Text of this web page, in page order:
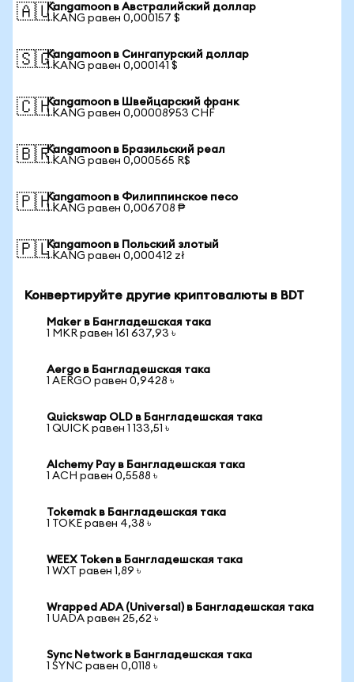
🇦🇺Kangamoon в Австралийский доллар
1 KANG равен 0,000157 $
🇸🇬Kangamoon в Сингапурский доллар
1 KANG равен 0,000141 $
🇨🇭Kangamoon в Швейцарский франк
1 KANG равен 0,00008953 CHF
🇧🇷Kangamoon в Бразильский реал
1 KANG равен 0,000565 R$
🇵🇭Kangamoon в Филиппинское песо
1 KANG равен 0,006708 ₱
🇵🇱Kangamoon в Польский злотый
1 KANG равен 0,000412 zł
Конвертируйте другие криптовалюты в BDT
Maker в Бангладешская така
1 MKR равен 161 637,93 ৳
Aergo в Бангладешская така
1 AERGO равен 0,9428 ৳
Quickswap OLD в Бангладешская така
1 QUICK равен 1 133,51 ৳
Alchemy Pay в Бангладешская така
1 ACH равен 0,5588 ৳
Tokemak в Бангладешская така
1 TOKE равен 4,38 ৳
WEEX Token в Бангладешская така
1 WXT равен 1,89 ৳
Wrapped ADA (Universal) в Бангладешская така
1 UADA равен 25,62 ৳
Sync Network в Бангладешская така
1 SYNC равен 0,0118 ৳